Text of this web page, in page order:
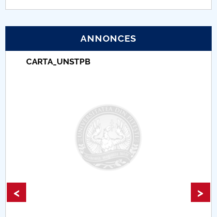
Proiect (PRIM STUD)
Proiect SU-ETIC
Université pour la communauté
Comisie de etica unversitară
Evenimente CUP
ANNONCES
CARTA_UNSTPB
< >